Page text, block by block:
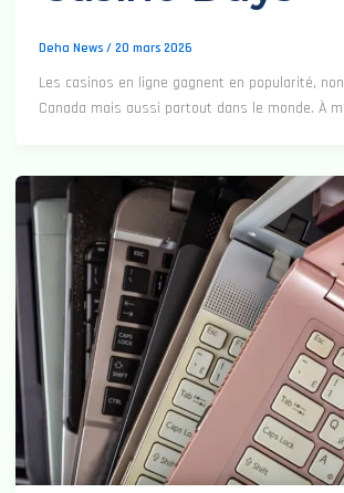
Deha News / 20 mars 2026
Les casinos en ligne gagnent en popularité,
Canada mais aussi partout dans le monde. À